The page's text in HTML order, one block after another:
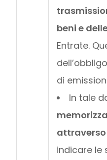
beni e
Entrate.
di
In tale
indicare le